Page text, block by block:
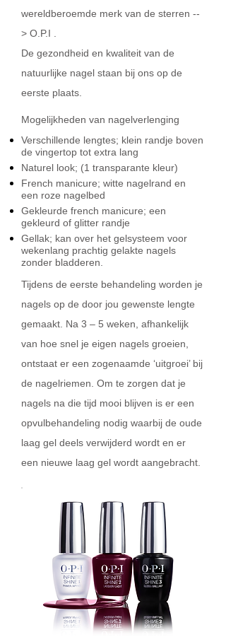
wereldberoemde merk van de sterren --
> O.P.I .
De gezondheid en kwaliteit van de
natuurlijke nagel staan bij ons op de
eerste plaats.
Mogelijkheden van nagelverlenging
Verschillende lengtes; klein randje boven
de vingertop tot extra lang
Naturel look; (1 transparante kleur)
French manicure; witte nagelrand en
een roze nagelbed
Gekleurde french manicure; een
gekleurd of glitter randje
Gellak; kan over het gelsysteem voor
wekenlang prachtig gelakte nagels
zonder bladderen.
Tijdens de eerste behandeling worden je
nagels op de door jou gewenste lengte
gemaakt. Na 3 – 5 weken, afhankelijk
van hoe snel je eigen nagels groeien,
ontstaat er een zogenaamde ‘uitgroei’ bij
de nagelriemen. Om te zorgen dat je
nagels na die tijd mooi blijven is er een
opvulbehandeling nodig waarbij de oude
laag gel deels verwijderd wordt en er
een nieuwe laag gel wordt aangebracht.